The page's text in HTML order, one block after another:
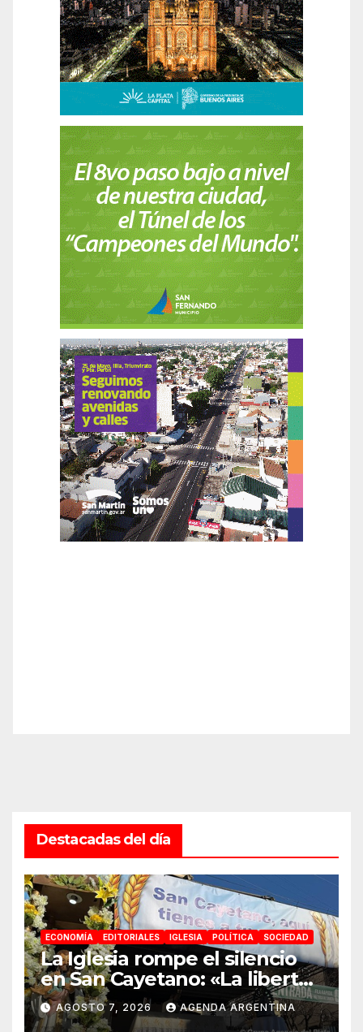
Destacadas del día
ECONOMÍA EDITORIALES IGLESIA POLÍTICA SOCIEDAD
La Iglesia rompe el silencio
en San Cayetano: «La libertad
económica no puede ser
absoluta»
AGOSTO 7, 2026 AGENDA ARGENTINA